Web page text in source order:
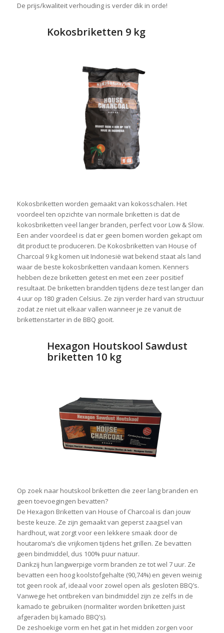
De prijs/kwaliteit verhouding is verder dik in orde!
Kokosbriketten 9 kg
Kokosbriketten worden gemaakt van kokosschalen. Het
voordeel ten opzichte van normale briketten is dat de
kokosbriketten veel langer branden, perfect voor Low & Slow.
Een ander voordeel is dat er geen bomen worden gekapt om
dit product te produceren. De Kokosbriketten van House of
Charcoal 9 kg komen uit Indonesië wat bekend staat als land
waar de beste kokosbriketten vandaan komen. Kenners
hebben deze briketten getest en met een zeer positief
resultaat. De briketten brandden tijdens deze test langer dan
4 uur op 180 graden Celsius. Ze zijn verder hard van structuur
zodat ze niet uit elkaar vallen wanneer je ze vanuit de
brikettenstarter in de BBQ gooit.
Hexagon Houtskool Sawdust
briketten 10 kg
Op zoek naar houtskool briketten die zeer lang branden en
geen toevoegingen bevatten?
De Hexagon Briketten van House of Charcoal is dan jouw
beste keuze. Ze zijn gemaakt van geperst zaagsel van
hardhout, wat zorgt voor een lekkere smaak door de
houtaroma’s die vrijkomen tijdens het grillen. Ze bevatten
geen bindmiddel, dus 100% puur natuur.
Dankzij hun langwerpige vorm branden ze tot wel 7 uur. Ze
bevatten een hoog koolstofgehalte (90,74%) en geven weinig
tot geen rook af, ideaal voor zowel open als gesloten BBQ’s.
Vanwege het ontbreken van bindmiddel zijn ze zelfs in de
kamado te gebruiken (normaliter worden briketten juist
afgeraden bij kamado BBQ’s).
De zeshoekige vorm en het gat in het midden zorgen voor